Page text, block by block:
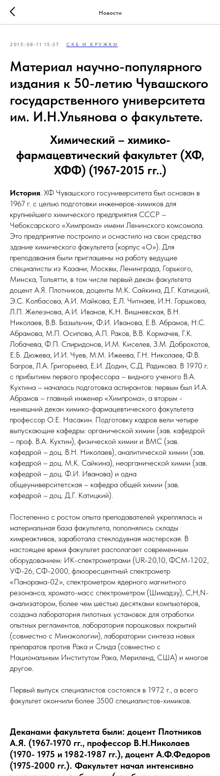
Новости
2015-08-11 15:37 СКБ И КРУЖКИ
Материал научно-популярного
издания к 50-летию Чувашского
государственного университета
им. И.Н.Ульянова о факультете.
Химический – химико-
фармацевтический факультет (ХФ,
ХФФ) (1967‑2015 гг..)
История. ХФ Чувашского госуниверситета был основан в
1967 г. с целью подготовки инженеров-химиков для
крупнейшего химического предприятия СССР –
Чебоксарского «Химпрома» имени Ленинского комсомола.
Это предприятие построило и оснастило на свои средства
здание химического факультета (корпус «О»). Для
преподавания были приглашены на работу ведущие
специалисты из Казани, Москвы, Ленинграда, Горького,
Минска, Тольятти, в том числе первый декан факультета
доцент А.Я. Плотников, доценты М.К. Сайкина, Д.Г. Катицкий,
Э.С. Колбасова, А.И. Майкова, Е.Л. Читнаев, И.Н. Горшкова,
Л.П. Железнова, А.И. Иванов, К.Н. Вишневская, В.Н.
Николаев, В.В. Базыльчик, Ф.И. Иванова, Е.В. Абрамов, Н.С.
Абрамова, М.П. Осипова, А.П. Раков, В.В. Кормачев, Г.К.
Лобачева, Ф.П. Спиридонов, И.М. Киселев, З.М. Доброхотов,
Е.Б. Дюжева, И.И. Чуев, М.М. Ижеева, Г.Н. Николаев, Ф.В.
Багров, Л.А. Григорьева, Е.И. Додин, С.Д. Радикова. В 1970 г.
с прибытием первого профессора – видного ученого В.А.
Кухтина – началась подготовка аспирантов: первым был И.А.
Абрамов – главный инженер «Химпрома», а вторым -
нынешний декан химико-фармацевтического факультета
профессор О.Е. Насакин. Подготовку кадров вели четыре
выпускающие кафедры: органической химии (зав. кафедрой
– проф. В.А. Кухтин), физической химии и ВМС (зав.
кафедрой – доц. В.Н. Николаев), аналитической химии (зав.
кафедрой – доц. М.К. Сайкина), неорганической химии (зав.
кафедрой – доц. Ф.И. Иванова) и одна
общеуниверситетская – кафедра общей химии (зав.
кафедрой – доц. Д.Г. Катицкий).
Постепенно с ростом опыта преподавателей укреплялась и
материальная база факультета, пополнялись склады
химреактивов, заработала стеклодувная мастерская. В
настоящее время факультет располагает современным
оборудованием: ИК-спектрометрами (UR-20,10, ФСМ-1202,
УФ-26, СФ-2000, флюоресцентный спектрометр
«Панорама-02», спектрометром ядерного магнитного
резонанса, хромато-масс спектрометром (Шимадзу), С,H,N-
анализатором, более чем шестью десятками компьютеров,
создана лаборатория пилотных установок для отработки
опытных регламентов, лаборатория порошковых покрытий
(совместно с Минэкологии), лаборатории синтеза новых
препаратов против Рака и Спида (совместно с
Национальным Институтом Рака, Мериленд, США) и многое
другое.
Первый выпуск специалистов состоялся в 1972 г., а всего
факультет окончили более 3500 специалистов-химиков.
Деканами факультета были: доцент Плотников
А.Я. (1967-1970 гг., профессор В.Н.Николаев
(1970- 1975 и 1982-1987 гг.), доцент А.Ф.Федоров
(1975-2000 гг.). Факультет начал интенсивно